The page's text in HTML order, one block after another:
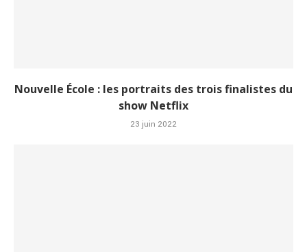
Nouvelle École : les portraits des trois finalistes du
show Netflix
23 juin 2022